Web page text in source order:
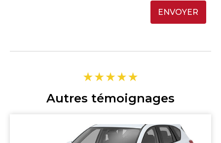
ENVOYER
Autres témoignages